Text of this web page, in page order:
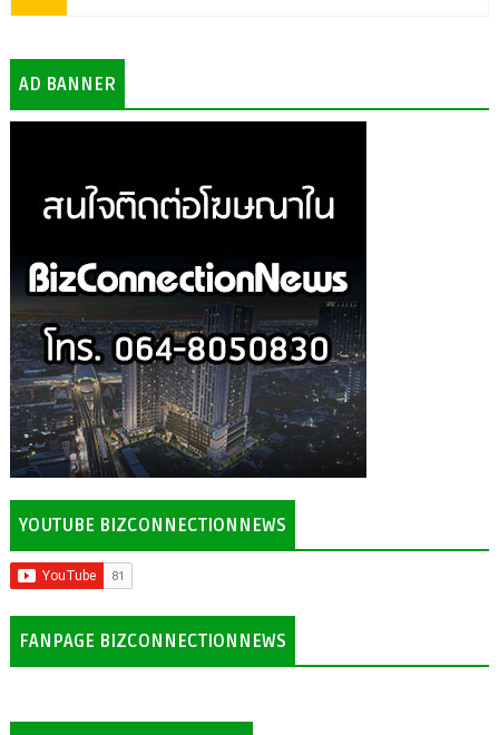
AD BANNER
YOUTUBE BIZCONNECTIONNEWS
FANPAGE BIZCONNECTIONNEWS